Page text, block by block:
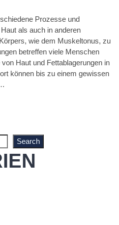
Prozesse und
als auch in anderen
wie dem Muskeltonus, zu
betreffen viele Menschen
Haut und Fettablagerungen in
können bis zu einem gewissen
Search